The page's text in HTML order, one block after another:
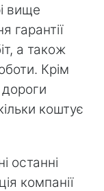
вище
гарантії
а також
Крім
дороги
коштує
останні
компанії